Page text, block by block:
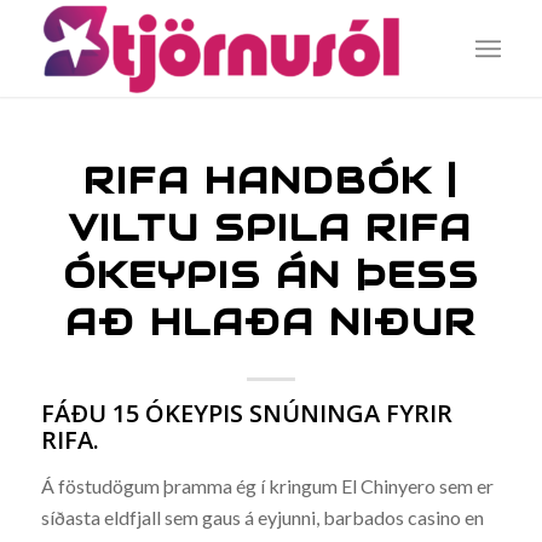
RIFA HANDBÓK |
VILTU SPILA RIFA
ÓKEYPIS ÁN ÞESS
AÐ HLAÐA NIÐUR
FÁÐU 15 ÓKEYPIS SNÚNINGA FYRIR
RIFA.
Á föstudögum þramma ég í kringum El Chinyero sem er
síðasta eldfjall sem gaus á eyjunni, barbados casino en